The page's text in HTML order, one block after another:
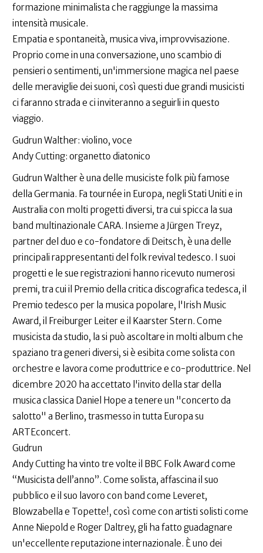
formazione minimalista che raggiunge la massima
intensità musicale.
Empatia e spontaneità, musica viva, improvvisazione.
Proprio come in una conversazione, uno scambio di
pensieri o sentimenti, un'immersione magica nel paese
delle meraviglie dei suoni, così questi due grandi musicisti
ci faranno strada e ci inviteranno a seguirli in questo
viaggio.
Gudrun Walther: violino, voce
Andy Cutting: organetto diatonico
Gudrun Walther è una delle musiciste folk più famose
della Germania. Fa tournée in Europa, negli Stati Uniti e in
Australia con molti progetti diversi, tra cui spicca la sua
band multinazionale CARA. Insieme a Jürgen Treyz,
partner del duo e co-fondatore di Deitsch, è una delle
principali rappresentanti del folk revival tedesco. I suoi
progetti e le sue registrazioni hanno ricevuto numerosi
premi, tra cui il Premio della critica discografica tedesca, il
Premio tedesco per la musica popolare, l'Irish Music
Award, il Freiburger Leiter e il Kaarster Stern. Come
musicista da studio, la si può ascoltare in molti album che
spaziano tra generi diversi, si è esibita come solista con
orchestre e lavora come produttrice e co-produttrice. Nel
dicembre 2020 ha accettato l'invito della star della
musica classica Daniel Hope a tenere un "concerto da
salotto" a Berlino, trasmesso in tutta Europa su
ARTEconcert.
Gudrun
Andy Cutting ha vinto tre volte il BBC Folk Award come
“Musicista dell’anno”. Come solista, affascina il suo
pubblico e il suo lavoro con band come Leveret,
Blowzabella e Topette!, così come con artisti solisti come
Anne Niepold e Roger Daltrey, gli ha fatto guadagnare
un'eccellente reputazione internazionale. È uno dei